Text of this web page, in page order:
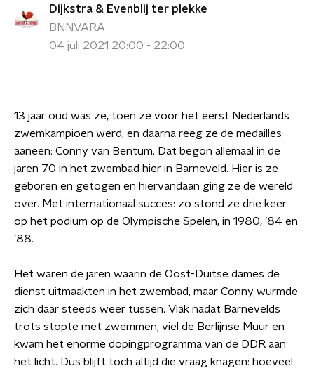
Dijkstra & Evenblij ter plekke
BNNVARA
04 juli 2021 20:00 - 22:00
13 jaar oud was ze, toen ze voor het eerst Nederlands
zwemkampioen werd, en daarna reeg ze de medailles
aaneen: Conny van Bentum. Dat begon allemaal in de
jaren 70 in het zwembad hier in Barneveld. Hier is ze
geboren en getogen en hiervandaan ging ze de wereld
over. Met internationaal succes: zo stond ze drie keer
op het podium op de Olympische Spelen, in 1980, ’84 en
’88.
Het waren de jaren waarin de Oost-Duitse dames de
dienst uitmaakten in het zwembad, maar Conny wurmde
zich daar steeds weer tussen. Vlak nadat Barnevelds
trots stopte met zwemmen, viel de Berlijnse Muur en
kwam het enorme dopingprogramma van de DDR aan
het licht. Dus blijft toch altijd die vraag knagen: hoeveel